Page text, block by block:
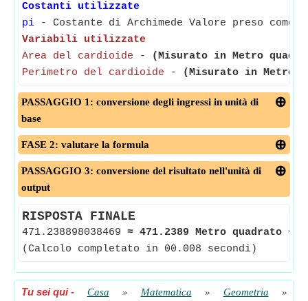
Costanti utilizzate
pi - Costante di Archimede Valore preso come
Variabili utilizzate
Area del cardioide -
(Misurato in Metro
Perimetro del cardioide - (Misurato in Metro)
PASSAGGIO 1: conversione degli ingressi in unità di
base
FASE 2: valutare la formula
PASSAGGIO 3: conversione del risultato nell'unità di
output
RISPOSTA FINALE
471.238898038469 ≈ 471.2389 Metro quadrato
(Calcolo completato in 00.008 secondi)
Tu sei qui- Casa » Matematica » Geometria
»